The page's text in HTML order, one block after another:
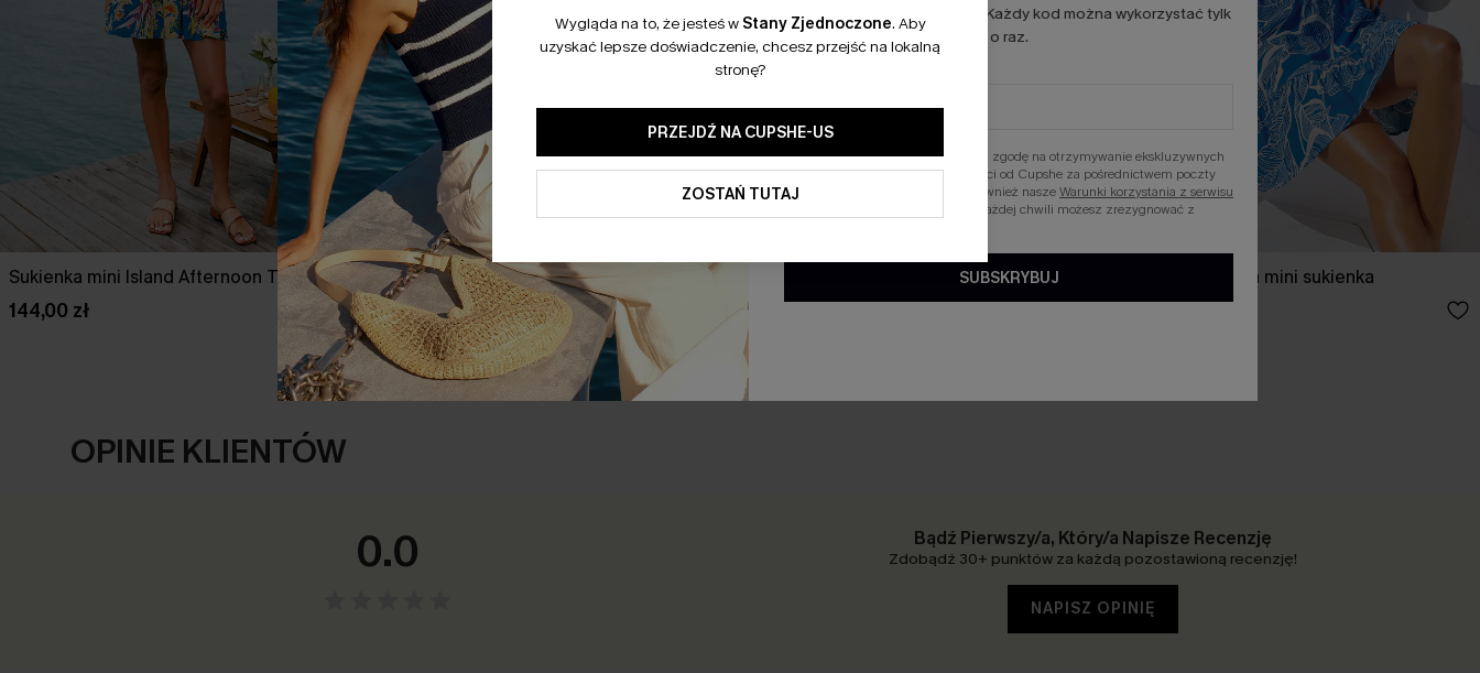
Sukienka mini Island Afternoon Tropical
144,00 zł
Sukienka mini Aqua After the Show
127,00 zł
Sukienka mini z kwiatowym wzorem Dial
Luźna tropikalna mini sukienka
139,00 zł
OPINIE KLIENTÓW
0.0 Bądź Pierwszy/a, Który/a Napisze Recenzję
Zdobądź 30+ punktów za każdą pozostawioną recenzję!
NAPISZ OPINIĘ
Wygląda na to, że jesteś w Stany Zjednoczone. Aby
uzyskać lepsze doświadczenie, chcesz przejść na lokalną
stronę?
PRZEJDŹ NA CUPSHE-US
ZOSTAŃ TUTAJ
*Jeden kod na zamówienie. Każdy kod można wykorzystać tylk
o raz.
Klikając ten przycisk, wyrażasz zgodę na otrzymywanie ekskluzywnych
ofert promocyjnych i aktualności od Cupshe za pośrednictwem poczty
elektronicznej. Akceptujesz również naszeWarunki korzystania z serwisu
. W każdej chwili możesz zrezygnować z
SUBSKRYBUJ